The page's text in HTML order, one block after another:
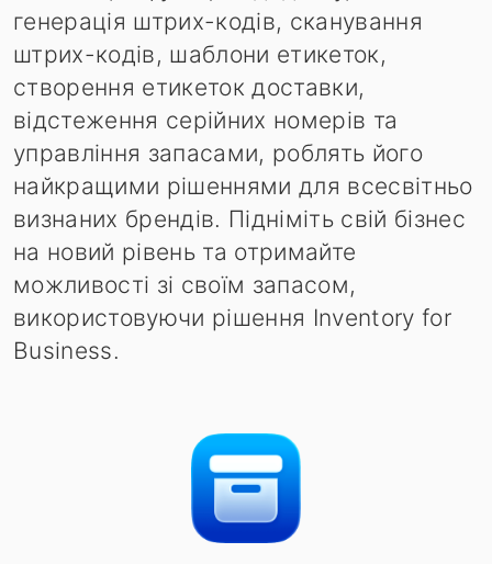
генерація штрих-кодів, сканування
штрих-кодів, шаблони етикеток,
створення етикеток доставки,
відстеження серійних номерів та
управління запасами, роблять його
найкращими рішеннями для всесвітньо
визнаних брендів. Підніміть свій бізнес
на новий рівень та отримайте
можливості зі своїм запасом,
використовуючи рішення Inventory for
Business.